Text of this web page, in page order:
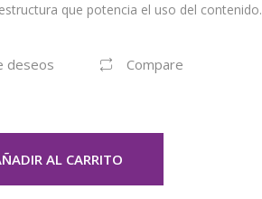
que potencia el uso del contenido.
deseos Compare
AL CARRITO